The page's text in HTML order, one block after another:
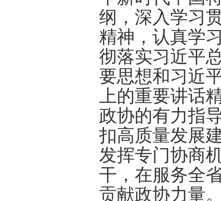
纲，深入学习
精神，认真学
彻落实习近平
要思想和习近
上的重要讲话
政协的有力指
扣高质量发展
发挥专门协商
干，在服务全
贡献政协力量